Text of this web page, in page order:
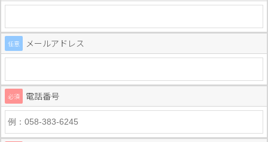
任意 メールアドレス
必須 電話番号